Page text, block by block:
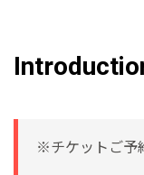
※チケットご予